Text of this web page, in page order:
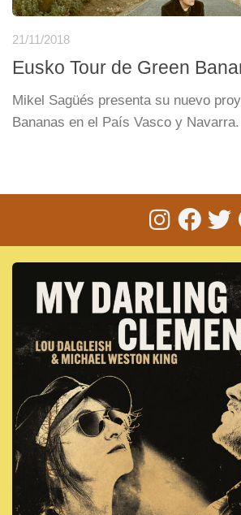
21/11/2018
Eusko Tour de Green
Mikel Sagüés presenta su nuevo
Bananas en el País Vasco y Navarra.